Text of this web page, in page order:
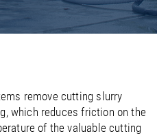
/
/EN
/EN DE
/EN
/
/ EN
/EN
remove cutting slurry
which reduces friction on the
of the valuable cutting